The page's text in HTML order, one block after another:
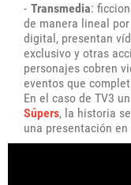
Transmedia:
de manera lineal
digital, presentan
exclusivo y otras
personajes cobren
eventos que
En el caso de TV3
Súpers, la historia
una presentación